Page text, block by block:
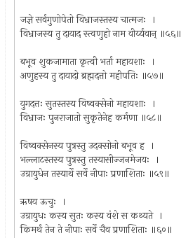
जज्ञे सर्वगुणोपेतो विभ्राजस्तस्य चात्मजः ।
विभ्राजस्य तु दायाद स्त्वणुहो नाम वीर्य्यवान् ॥५६॥
बभूव शुकजामाता कृत्वी भर्ता महायशाः ।
अणुहस्य तु दायादो ब्रह्मदत्तो महीपतिः ॥५७॥
युगदत्तः सुतस्तस्य विष्वक्सेनो महायशाः ।
विभ्राजः पुनराजातो सुकृतेनेह कर्मणा ॥५८॥
विष्वक्सेनस्य पुत्रस्तु उदक्सोनो बभूव ह ।
भल्लाटस्तस्य पुत्रस्तु तस्यासीज्जनमेजयः ।
उग्रायुधेन तस्यार्थे सर्वे नीपाः प्रणाशिताः ॥५९॥
ऋषय ऊचुः ।
उग्रायुधः कस्य सुतः कस्य वंशे स कथ्यते ।
किमर्थं तेन ते नीपाः सर्वे चैव प्रणाशिताः ॥६०॥